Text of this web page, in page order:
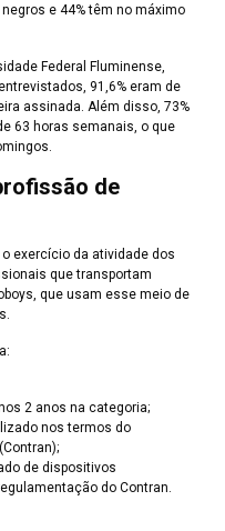
e 44% têm no máximo
Federal Fluminense,
91,6% eram de
assinada. Além disso, 73%
63 horas semanais, o que
de
exercício da atividade dos
que transportam
que usam esse meio de
2 anos na categoria;
nos termos do
de dispositivos
do Contran.